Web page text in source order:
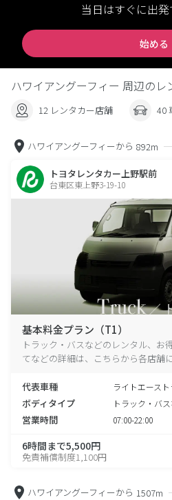
当日はすぐに出
始める
ハワイアングーフィー 周辺のレ
12 レンタカー店舗 40
ハワイアングーフィーから 892m
トヨタレンタカー上野駅前
台東区東上野3-19-10
基本料金プラン（T1）
トラック・バスなどのレンタル、お
てなどの詳細は、こちらから各店舗
代表車種 ライトエース
ボディタイプ トラック・バ
営業時間 07:00-22:00
6時間まで5,500円
免責補償制度1,100円
ハワイアングーフィーから 1507m